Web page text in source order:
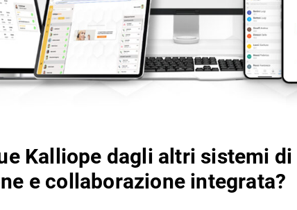
Kalliope dagli altri sistemi di
e collaborazione integrata?